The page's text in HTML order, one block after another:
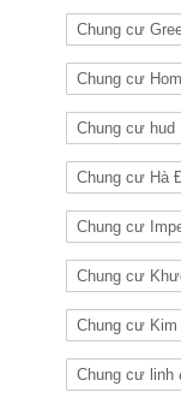
Chung cư
Chung cư
Chung cư hud
Chung cư Hà
Chung cư
Chung cư
Chung cư Kim
Chung cư linh